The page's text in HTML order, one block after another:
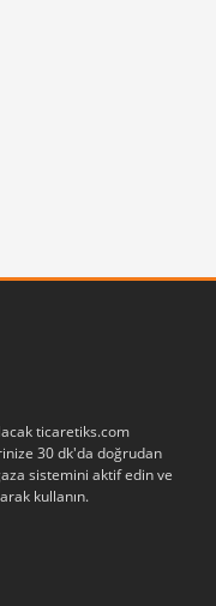
ticaretiks.com
30 dk'da doğrudan
sistemini aktif edin ve
kullanın.